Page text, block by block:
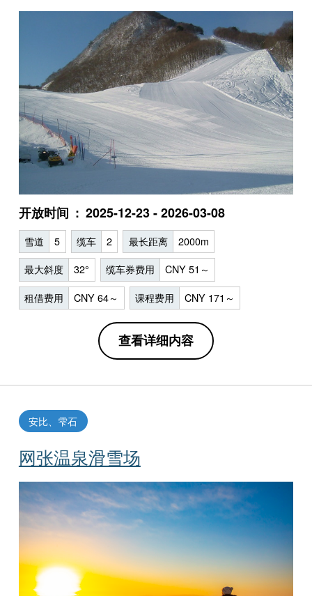
开放时间 2025-12-23 - 2026-03-08
雪道 5 缆车 2 最长距离 2000m
最大斜度 32° 缆车券费用 CNY 51～
租借费用 CNY 64～ 课程费用 CNY 171～
查看详细内容
网张温泉滑雪场
安比、雫石